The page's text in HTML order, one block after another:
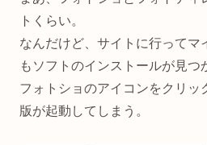
トくらい。
なんだけど、サイトに行ってマ
もソフトのインストールが見つ
フォトショのアイコンをクリッ
版が起動してしまう。